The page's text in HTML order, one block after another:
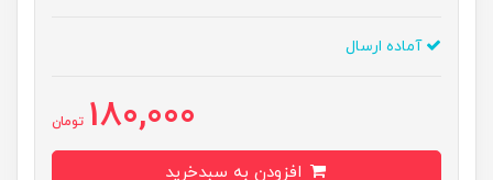
آماده ارسال
180,000 تومان